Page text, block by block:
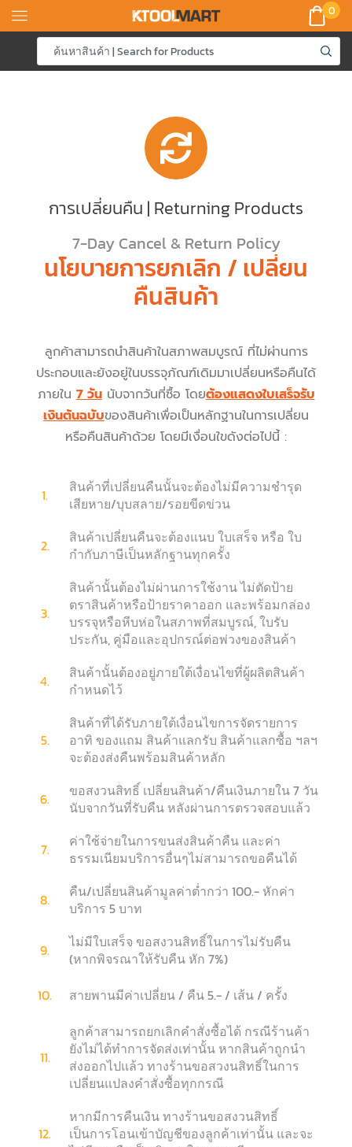
0
การเปลี่ยนคืน | Returning Products
7-Day Cancel & Return Policy
นโยบายการยกเลิก / เปลี่ยน
คืนสินค้า
ลูกค้าสามารถนำสินค้าในสภาพสมบูรณ์ ที่ไม่ผ่านการ
ประกอบและยังอยู่ในบรรจุภัณฑ์เดิมมาเปลี่ยนหรือคืนได้
ภายใน 7 วันนับจากวันที่ซื้อ โดยต้องแสดงใบเสร็จรับ
เงินต้นฉบับของสินค้าเพื่อเป็นหลักฐานในการเปลี่ยน
หรือคืนสินค้าด้วย โดยมีเงื่อนใขดังต่อไปนี้ :
1.
สินค้าที่เปลี่ยนคืนนั้นจะต้องไม่มีความชำรุด
เสียหาย/บุบสลาย/รอยขีดข่วน
2.
สินค้าเปลี่ยนคืนจะต้องแนบ ใบเสร็จ หรือ ใบ
กำกับภาษีเป็นหลักฐานทุกครั้ง
3.
สินค้านั้นต้องไม่ผ่านการใช้งาน ไม่ตัดป้าย
ตราสินค้าหรือป้ายราคาออก และพร้อมกล่อง
บรรจุหรือหีบห่อในสภาพที่สมบูรณ์, ใบรับ
ประกัน, คู่มือและอุปกรณ์ต่อพ่วงของสินค้า
4.
สินค้านั้นต้องอยู่ภายใต้เงื่อนไขที่ผู้ผลิตสินค้า
กำหนดไว้
5.
สินค้าที่ได้รับภายใต้เงื่อนไขการจัดรายการ
อาทิ ของแถม สินค้าแลกรับ สินค้าแลกซื้อ ฯลฯ
จะต้องส่งคืนพร้อมสินค้าหลัก
6.
ขอสงวนสิทธิ์ เปลี่ยนสินค้า/คืนเงินภายใน 7 วัน
นับจากวันที่รับคืน หลังผ่านการตรวจสอบแล้ว
7.
ค่าใช้จ่ายในการขนส่งสินค้าคืน และค่า
ธรรมเนียมบริการอื่นๆไม่สามารถขอคืนได้
8.
คืน/เปลี่ยนสินค้ามูลค่าต่ำกว่า 100.- หักค่า
บริการ 5 บาท
9.
ไม่มีใบเสร็จ ขอสงวนสิทธิ์ในการไม่รับคืน
(หากพิจรณาให้รับคืน หัก 7%)
10.
สายพานมีค่าเปลี่ยน / คืน 5.- / เส้น / ครั้ง
11.
ลูกค้าสามารถยกเลิกคำสั่งซื้อได้ กรณีร้านค้า
ยังไม่ได้ทำการจัดส่งเท่านั้น หากสินค้าถูกนำ
ส่งออกไปแล้ว ทางร้านขอสวงนสิทธิ์ในการ
เปลี่ยนแปลงคำสั่งซื้อทุกกรณี
12.
หากมีการคืนเงิน ทางร้านขอสงวนสิทธิ์
เป็นการโอนเข้าบัญชีของลูกค้าเท่านั้น และจะ